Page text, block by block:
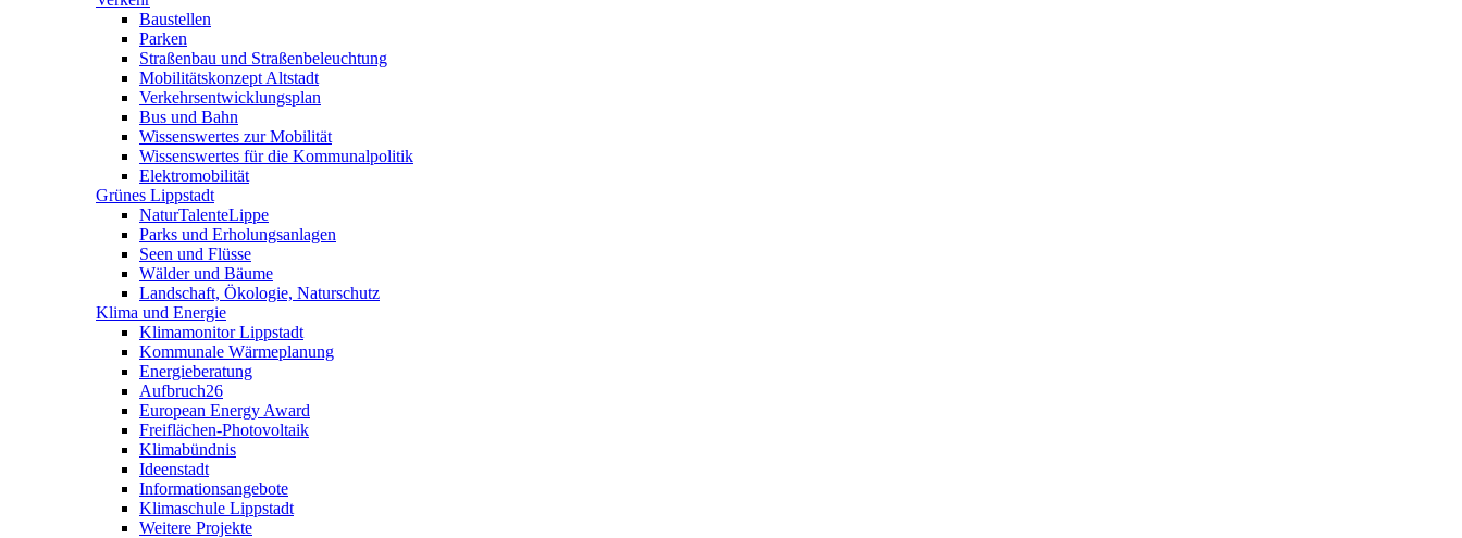
Baustellen
Parken
Straßenbau und Straßenbeleuchtung
Mobilitätskonzept Altstadt
Verkehrsentwicklungsplan
Bus und Bahn
Wissenswertes zur Mobilität
Wissenswertes für die Kommunalpolitik
Elektromobilität
Grünes Lippstadt
NaturTalenteLippe
Parks und Erholungsanlagen
Seen und Flüsse
Wälder und Bäume
Landschaft, Ökologie, Naturschutz
Klima und Energie
Klimamonitor Lippstadt
Kommunale Wärmeplanung
Energieberatung
Aufbruch26
European Energy Award
Freiflächen-Photovoltaik
Klimabündnis
Ideenstadt
Informationsangebote
Klimaschule Lippstadt
Weitere Projekte